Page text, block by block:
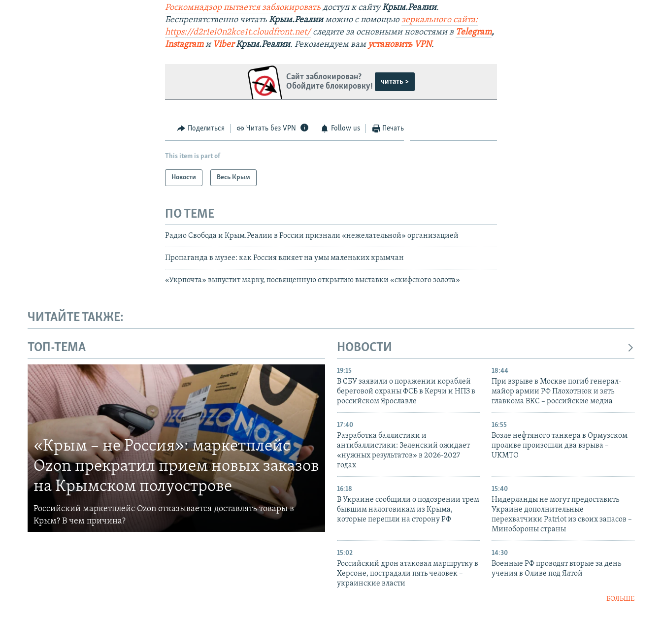
Роскомнадзор пытается заблокировать доступ к сайтуКрым.Реалии.
Беспрепятственно читатьКрым.Реалииможно с помощьюзеркального сайта:
https://d2r1ei0n2kce1t.cloudfront.net/следите за основными новостями в Telegram,
Instagramи Viber Крым.Реалии. Рекомендуем вам установить VPN.
Сайт заблокирован?
Обойдите блокировку!
читать >
Поделиться Читать без VPN Follow us Печать
This item is part of
Новости Весь Крым
ПО ТЕМЕ
Радио Свобода и Крым.Реалии в России признали «нежелательной» организацией
Пропаганда в музее: как Россия влияет на умы маленьких крымчан
«Укрпочта» выпустит марку, посвященную открытию выставки «скифского золота»
ЧИТАЙТЕ ТАКЖЕ:
ТОП-ТЕМА
«Крым – не Россия»: маркетплейс
Ozon прекратил прием новых заказов
на Крымском полуострове
Российский маркетплейс Ozon отказывается доставлять товары в
Крым? В чем причина?
НОВОСТИ
19:15
В СБУ заявили о поражении кораблей
береговой охраны ФСБ в Керчи и НПЗ в
российском Ярославле
18:44
При взрыве в Москве погиб генерал-
майор армии РФ Плохотнюк и зять
главкома ВКС – российские медиа
17:40
Разработка баллистики и
антибаллистики: Зеленский ожидает
«нужных результатов» в 2026-2027
годах
16:55
Возле нефтяного танкера в Ормузском
проливе произошли два взрыва –
UKMTO
16:18
В Украине сообщили о подозрении трем
бывшим налоговикам из Крыма,
которые перешли на сторону РФ
15:40
Нидерланды не могут предоставить
Украине дополнительные
перехватчики Patriot из своих запасов –
Минобороны страны
15:02
Российский дрон атаковал маршрутку в
Херсоне, пострадали пять человек –
украинские власти
14:30
Военные РФ проводят вторые за день
учения в Оливе под Ялтой
БОЛЬШЕ